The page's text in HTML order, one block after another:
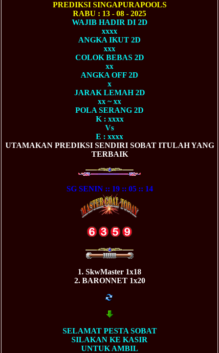
PREDIKSI SINGAPURAPOOLS
RABU : 13 - 08 - 2025
WAJIB HADIR DI 2D
xxxx
ANGKA IKUT 2D
xxx
COLOK BEBAS 2D
xx
ANGKA OFF 2D
x
JARAK LEMAH 2D
xx ~ xx
POLA SERANG 2D
K : xxxx
Vs
E : xxxx
UTAMAKAN PREDIKSI SENDIRI SOBAT ITULAH YANG
TERBAIK
SG SENIN :: 19 :: 05 :: 14
1. SkwMaster 1x18
2. BARONNET 1x20
SELAMAT PESTA SOBAT
SILAKAN KE KASIR
UNTUK AMBIL